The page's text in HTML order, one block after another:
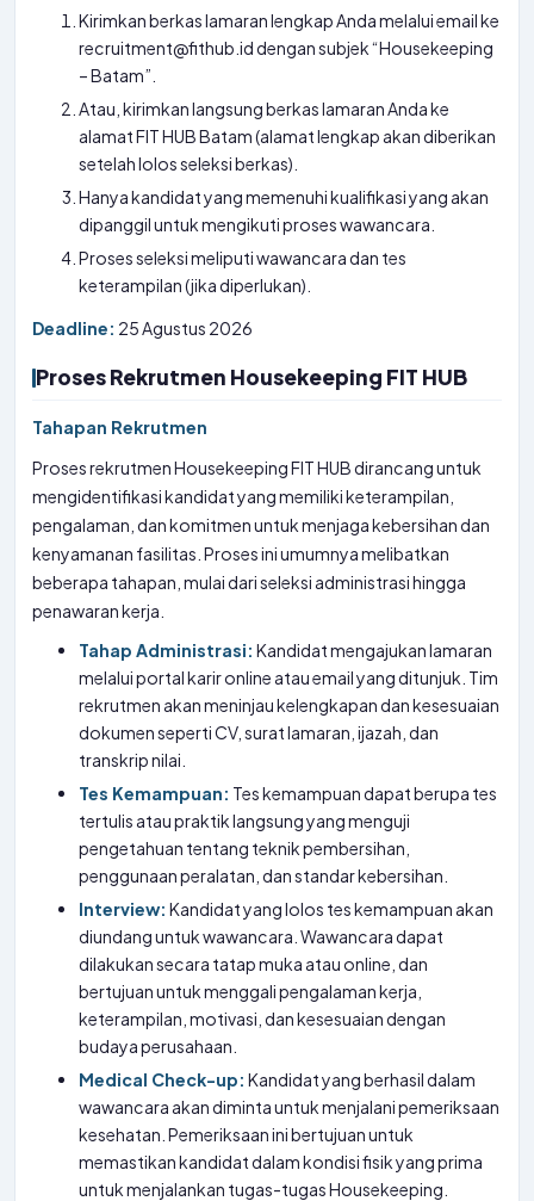
Kirimkan berkas lamaran lengkap Anda melalui email ke
recruitment@fithub.id dengan subjek “Housekeeping
– Batam”.
Atau, kirimkan langsung berkas lamaran Anda ke
alamat FIT HUB Batam (alamat lengkap akan diberikan
setelah lolos seleksi berkas).
Hanya kandidat yang memenuhi kualifikasi yang akan
dipanggil untuk mengikuti proses wawancara.
Proses seleksi meliputi wawancara dan tes
keterampilan (jika diperlukan).
Deadline: 25 Agustus 2026
Proses Rekrutmen Housekeeping FIT HUB
Tahapan Rekrutmen
Proses rekrutmen Housekeeping FIT HUB dirancang untuk
mengidentifikasi kandidat yang memiliki keterampilan,
pengalaman, dan komitmen untuk menjaga kebersihan dan
kenyamanan fasilitas. Proses ini umumnya melibatkan
beberapa tahapan, mulai dari seleksi administrasi hingga
penawaran kerja.
Tahap Administrasi: Kandidat mengajukan lamaran
melalui portal karir online atau email yang ditunjuk. Tim
rekrutmen akan meninjau kelengkapan dan kesesuaian
dokumen seperti CV, surat lamaran, ijazah, dan
transkrip nilai.
Tes Kemampuan: Tes kemampuan dapat berupa tes
tertulis atau praktik langsung yang menguji
pengetahuan tentang teknik pembersihan,
penggunaan peralatan, dan standar kebersihan.
Interview: Kandidat yang lolos tes kemampuan akan
diundang untuk wawancara. Wawancara dapat
dilakukan secara tatap muka atau online, dan
bertujuan untuk menggali pengalaman kerja,
keterampilan, motivasi, dan kesesuaian dengan
budaya perusahaan.
Medical Check-up: Kandidat yang berhasil dalam
wawancara akan diminta untuk menjalani pemeriksaan
kesehatan. Pemeriksaan ini bertujuan untuk
memastikan kandidat dalam kondisi fisik yang prima
untuk menjalankan tugas-tugas Housekeeping.